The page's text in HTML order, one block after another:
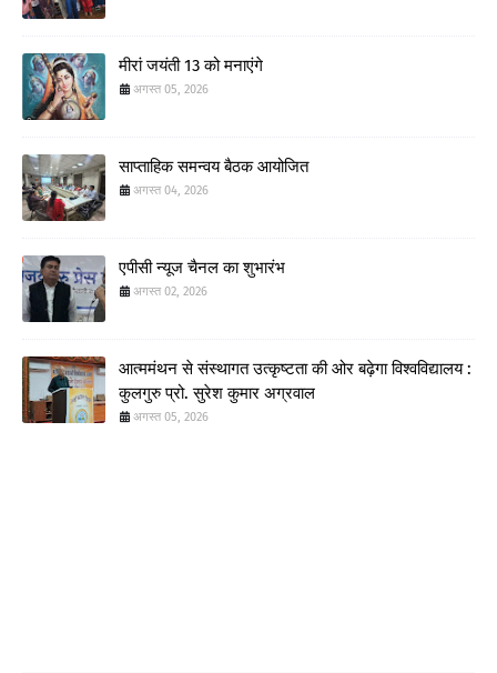
मीरां जयंती 13 को मनाएंगे
अगस्त 05, 2026
साप्ताहिक समन्वय बैठक आयोजित
अगस्त 04, 2026
एपीसी न्यूज चैनल का शुभारंभ
अगस्त 02, 2026
आत्ममंथन से संस्थागत उत्कृष्टता की ओर बढ़ेगा विश्वविद्यालय :
कुलगुरु प्रो. सुरेश कुमार अग्रवाल
अगस्त 05, 2026